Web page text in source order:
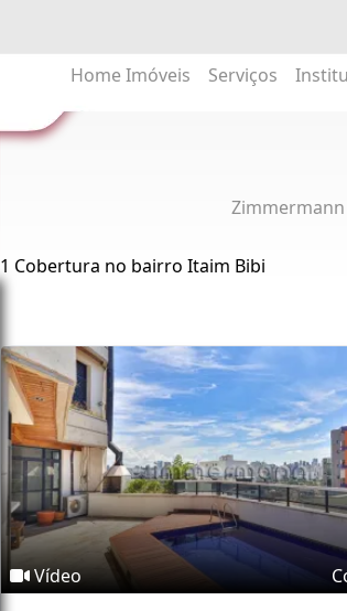
Home Imóveis Serviços
Zimmermann
1 Cobertura no bairro Itaim Bibi
Vídeo